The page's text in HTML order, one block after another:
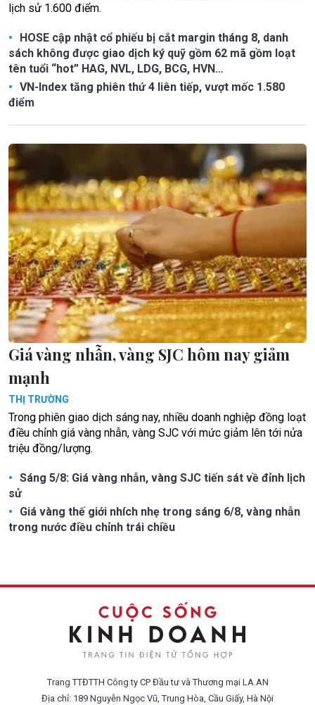
lịch sử 1.600 điểm.
HOSE cập nhật cổ phiếu bị cắt margin tháng 8, danh
sách không được giao dịch ký quỹ gồm 62 mã gồm loạt
tên tuổi “hot” HAG, NVL, LDG, BCG, HVN…
VN-Index tăng phiên thứ 4 liên tiếp, vượt mốc 1.580
điểm
Giá vàng nhẫn, vàng SJC hôm nay giảm
mạnh
THỊ TRƯỜNG
Trong phiên giao dịch sáng nay, nhiều doanh nghiệp đồng loạt
điều chỉnh giá vàng nhẫn, vàng SJC với mức giảm lên tới nửa
triệu đồng/lượng.
Sáng 5/8: Giá vàng nhẫn, vàng SJC tiến sát về đỉnh lịch
sử
Giá vàng thế giới nhích nhẹ trong sáng 6/8, vàng nhẫn
trong nước điều chỉnh trái chiều
Trang TTĐTTH Công ty CP Đầu tư và Thương mại LA.AN
Địa chỉ: 189 Nguyễn Ngọc Vũ, Trung Hòa, Cầu Giấy, Hà Nội